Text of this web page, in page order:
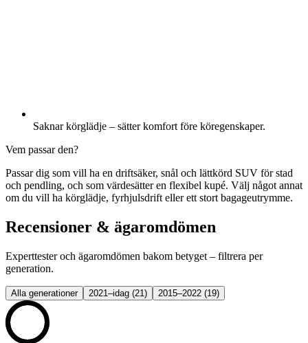
Saknar körglädje – sätter komfort före köregenskaper.
Vem passar den?
Passar dig som vill ha en driftsäker, snål och lättkörd SUV för stad
och pendling, och som värdesätter en flexibel kupé. Välj något annat
om du vill ha körglädje, fyrhjulsdrift eller ett stort bagageutrymme.
Recensioner & ägaromdömen
Experttester och ägaromdömen bakom betyget – filtrera per
generation.
Alla generationer 2021–idag (21) 2015–2022 (19)